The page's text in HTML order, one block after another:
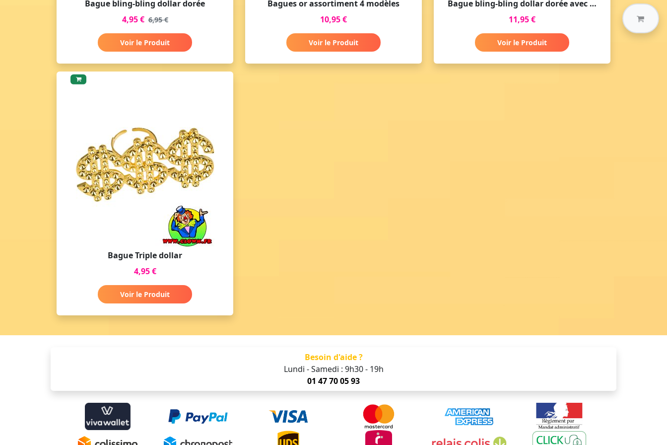
Bague bling-bling dollar dorée
4,95 € 6,95 €
Voir le Produit
Bagues or assortiment 4 modèles
10,95 €
Voir le Produit
Bague bling-bling dollar dorée avec fausse pierre
11,95 €
Voir le Produit
Bague Triple dollar
4,95 €
Voir le Produit
Besoin d'aide ?
Lundi - Samedi : 9h30 - 19h
01 47 70 05 93